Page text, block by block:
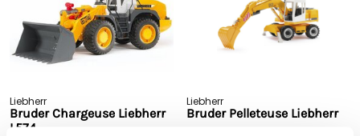
Liebherr
Bruder Chargeuse Liebherr
L574
Liebherr
Bruder Pelleteuse Liebherr